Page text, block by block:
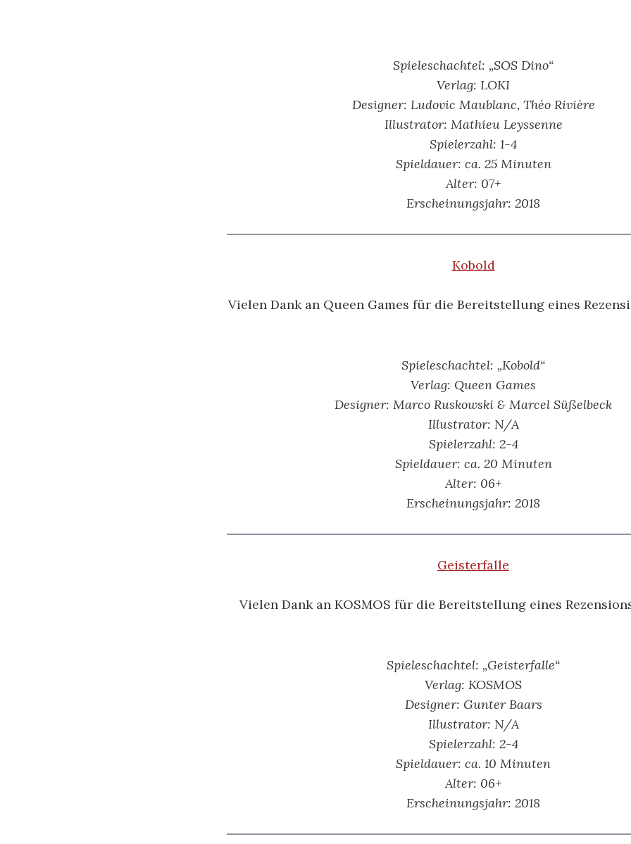
Spieleschachtel: „SOS Dino“
Verlag: LOKI
Designer: Ludovic Maublanc, Théo Rivière
Illustrator: Mathieu Leyssenne
Spielerzahl: 1-4
Spieldauer: ca. 25 Minuten
Alter: 07+
Erscheinungsjahr: 2018
Kobold
Vielen Dank an Queen Games für die Bereitstellung eines
Spieleschachtel: „Kobold“
Verlag: Queen Games
Designer: Marco Ruskowski & Marcel Süßelbeck
Illustrator: N/A
Spielerzahl: 2-4
Spieldauer: ca. 20 Minuten
Alter: 06+
Erscheinungsjahr: 2018
Geisterfalle
Vielen Dank an KOSMOS für die Bereitstellung eines
Spieleschachtel: „Geisterfalle“
Verlag: KOSMOS
Designer: Gunter Baars
Illustrator: N/A
Spielerzahl: 2-4
Spieldauer: ca. 10 Minuten
Alter: 06+
Erscheinungsjahr: 2018